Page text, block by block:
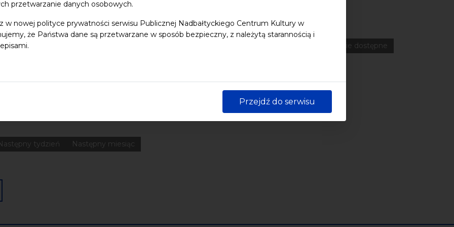
przetwarzanie danych osobowych.
w nowej polityce prywatności serwisu Publicznej Nadbałtyckiego Centrum Kultury w
że Państwa dane są przetwarzane w sposób bezpieczny, z należytą starannością i
Przejdź do serwisu
dzieci Dziedzictwo kulturowe ekologia Festiwal Konferencje Literatura
Pomerania
wydarzenie dostępne
tydzień Następny miesiąc